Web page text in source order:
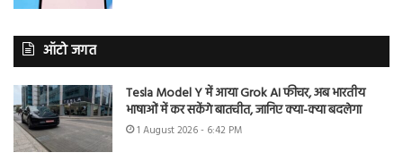
ऑटो जगत
Tesla Model Y में आया Grok AI फीचर, अब भारतीय
भाषाओं में कर सकेंगे बातचीत, जानिए क्या-क्या बदलेगा
1 August 2026 - 6:42 PM